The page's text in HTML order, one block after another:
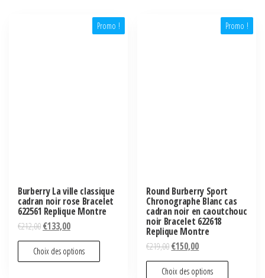
Promo !
Burberry La ville classique
cadran noir rose Bracelet
622561 Replique Montre
€212,00€133,00
Choix des options
Promo !
Round Burberry Sport
Chronographe Blanc cas
cadran noir en caoutchouc
noir Bracelet 622618
Replique Montre
€219,00€150,00
Choix des options